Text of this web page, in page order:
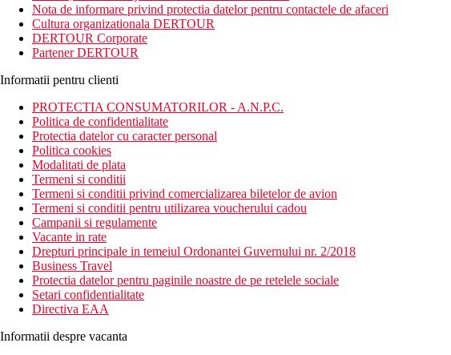
Nota de informare privind protectia datelor pentru contactele de afaceri
Cultura organizationala DERTOUR
DERTOUR Corporate
Partener DERTOUR
Informatii pentru clienti
PROTECTIA CONSUMATORILOR - A.N.P.C.
Politica de confidentialitate
Protectia datelor cu caracter personal
Politica cookies
Modalitati de plata
Termeni si conditii
Termeni si conditii privind comercializarea biletelor de avion
Termeni si conditii pentru utilizarea voucherului cadou
Campanii si regulamente
Vacante in rate
Drepturi principale in temeiul Ordonantei Guvernului nr. 2/2018
Business Travel
Protectia datelor pentru paginile noastre de pe retelele sociale
Setari confidentialitate
Directiva EAA
Informatii despre vacanta